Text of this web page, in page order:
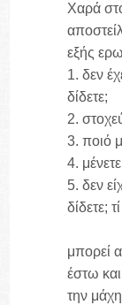
Χαρά
εξής
1. δεν
δίδετε;
2.
3. ποιό
4.
5. δεν
δίδετε;
μπορεί
έστω
την